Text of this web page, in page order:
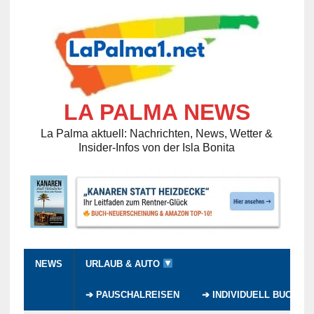
LA PALMA NEWS
La Palma aktuell: Nachrichten, News, Wetter &
Insider-Infos von der Isla Bonita
NEWS URLAUB & AUTO
➔ PAUSCHALREISEN ➔ INDIVIDUELL BUCHEN